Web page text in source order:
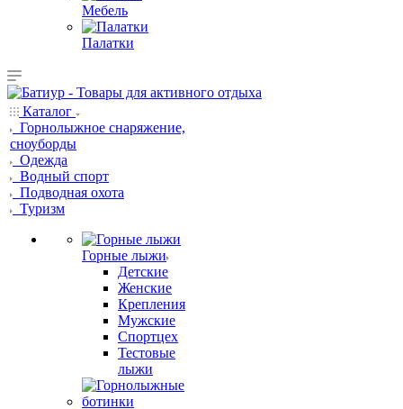
Мебель
Палатки
Каталог
Горнолыжное снаряжение,
сноуборды
Одежда
Водный спорт
Подводная охота
Туризм
Горные лыжи
Детские
Женские
Крепления
Мужские
Спортцех
Тестовые
лыжи